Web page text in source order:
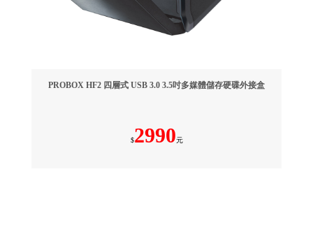
PROBOX HF2 四層式 USB 3.0 3.5吋多媒體儲存硬碟外接盒
$2990元